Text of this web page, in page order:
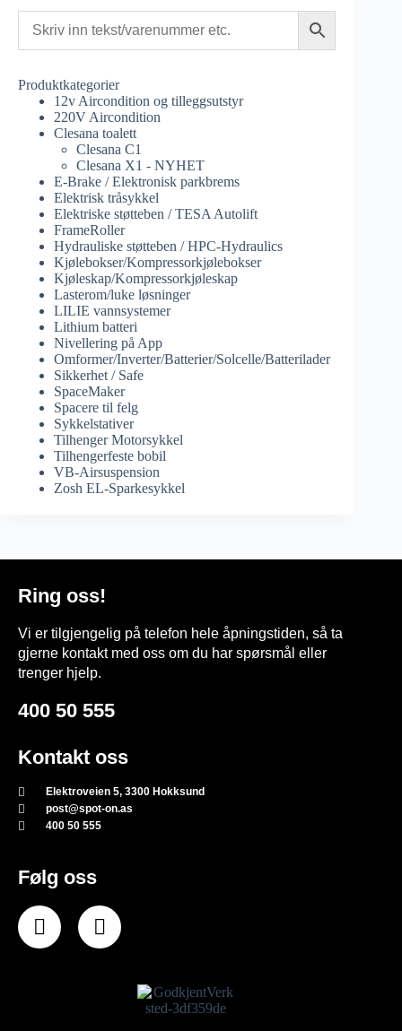
Produktkategorier
12v Aircondition og tilleggsutstyr
220V Aircondition
Clesana toalett
Clesana C1
Clesana X1 - NYHET
E-Brake / Elektronisk parkbrems
Elektrisk tråsykkel
Elektriske støtteben / TESA Autolift
FrameRoller
Hydrauliske støtteben / HPC-Hydraulics
Kjølebokser/Kompressorkjølebokser
Kjøleskap/Kompressorkjøleskap
Lasterom/luke løsninger
LILIE vannsystemer
Lithium batteri
Nivellering på App
Omformer/Inverter/Batterier/Solcelle/Batterilader
Sikkerhet / Safe
SpaceMaker
Spacere til felg
Sykkelstativer
Tilhenger Motorsykkel
Tilhengerfeste bobil
VB-Airsuspension
Zosh EL-Sparkesykkel
Ring oss!
Vi er tilgjengelig på telefon hele åpningstiden, så ta
gjerne kontakt med oss om du har spørsmål eller
trenger hjelp.
400 50 555
Kontakt oss
Elektroveien 5, 3300 Hokksund
post@spot-on.as
400 50 555
Følg oss